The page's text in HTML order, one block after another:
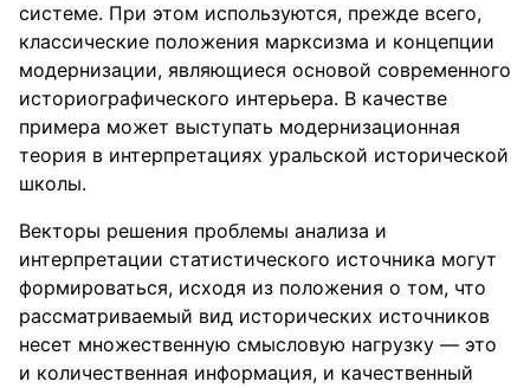
системе. При этом используются, прежде всего,
классические положения марксизма и концепции
модернизации, являющиеся основой современного
историографического интерьера. В качестве
примера может выступать модернизационная
теория в интерпретациях уральской исторической
школы.
Векторы решения проблемы анализа и
интерпретации статистического источника могут
формироваться, исходя из положения о том, что
рассматриваемый вид исторических источников
несет множественную смысловую нагрузку — это
и количественная информация, и качественный